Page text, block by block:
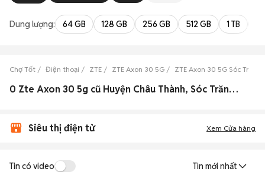
Dung lượng: 64 GB 128 GB 256 GB 512 GB 1 TB
Chợ Tốt Điện thoại ZTE ZTE Axon 30 5G ZTE Axon 30 5G Sóc Trăng
0 Zte Axon 30 5g cũ Huyện Châu Thành, Sóc Trăng đẹp
Siêu thị điện tử Xem Cửa hàng
Tin có video Tin mới nhất